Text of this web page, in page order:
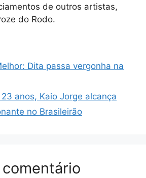
de outros artistas,
do Rodo.
Dita passa vergonha na
anos, Kaio Jorge alcança
no Brasileirão